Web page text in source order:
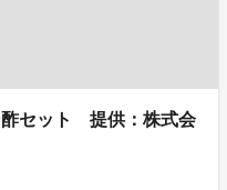
セット 提供：株式会